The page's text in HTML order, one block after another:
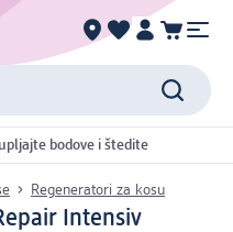
bodove i štedite
Regeneratori za kosu
Intensiv